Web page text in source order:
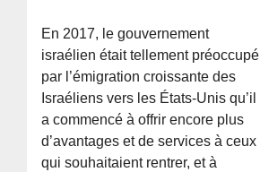
En 2017, le gouvernement
israélien était tellement préoccupé
par l’émigration croissante des
Israéliens vers les États-Unis qu’il
a commencé à offrir encore plus
d’avantages et de services à ceux
qui souhaitaient rentrer, et à